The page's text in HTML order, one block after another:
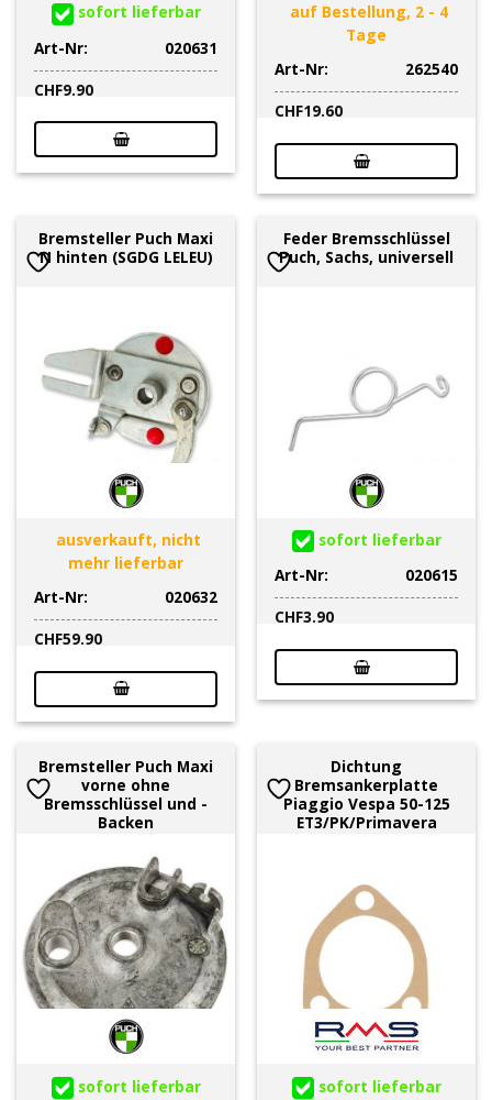
sofort lieferbar
Art-Nr:
020631
CHF9.90
auf Bestellung, 2 - 4
Tage
Art-Nr:
262540
CHF19.60
Bremsteller Puch Maxi
N hinten (SGDG LELEU)
ausverkauft, nicht
mehr lieferbar
Art-Nr:
020632
CHF59.90
Feder Bremsschlüssel
Puch, Sachs, universell
sofort lieferbar
Art-Nr:
020615
CHF3.90
Bremsteller Puch Maxi
vorne ohne
Bremsschlüssel und -
Backen
sofort lieferbar
Dichtung
Bremsankerplatte
Piaggio Vespa 50-125
ET3/PK/Primavera
sofort lieferbar